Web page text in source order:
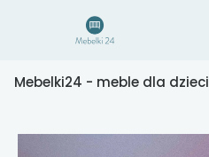
Mebelki24 - meble dla dzieci